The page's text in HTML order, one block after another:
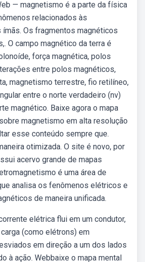
— magnetismo é a parte da física
relacionados às
Os fragmentos magnéticos
O campo magnético da terra é
força magnética, polos
entre polos magnéticos,
magnetismo terrestre, fio retilíneo,
entre o norte verdadeiro (nv)
magnético. Baixe agora o mapa
magnetismo em alta resolução
esse conteúdo sempre que.
otimizada. O site é novo, por
acervo grande de mapas
é uma área de
analisa os fenômenos elétricos e
de maneira unificada.
elétrica flui em um condutor,
(como elétrons) em
em direção a um dos lados
à ação. Webbaixe o mapa mental